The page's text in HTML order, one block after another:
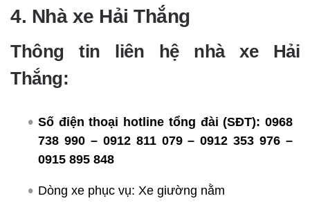
4. Nhà xe Hải Thắng
Thông tin liên hệ nhà xe Hải
Thắng:
Số điện thoại hotline tổng đài (SĐT): 0968
738 990 – 0912 811 079 – 0912 353 976 –
0915 895 848
Dòng xe phục vụ: Xe giường nằm